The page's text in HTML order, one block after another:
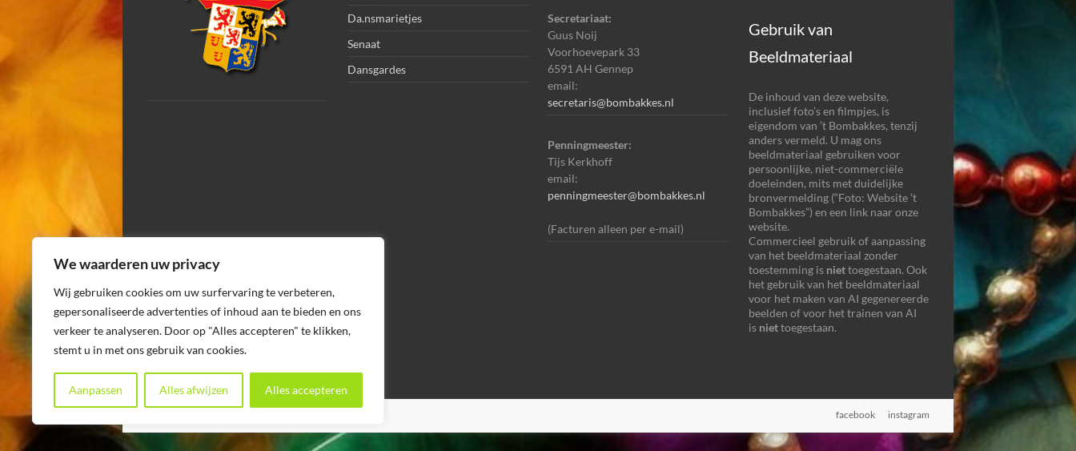
We waarderen uw privacy
Wij gebruiken cookies om uw surfervaring te verbeteren,
gepersonaliseerde advertenties of inhoud aan te bieden en ons
verkeer te analyseren. Door op "Alles accepteren" te klikken,
stemt u in met ons gebruik van cookies.
Aanpassen Alles afwijzen Alles accepteren
Da.nsmarietjes
Senaat
Dansgardes
Secretariaat:
Guus Noij
Voorhoevepark 33
6591 AH Gennep
email:
secretaris@bombakkes.nl
Penningmeester:
Tijs Kerkhoff
email:
penningmeester@bombakkes.nl
(Facturen alleen per e-mail)
Gebruik van
Beeldmateriaal
De inhoud van deze website,
inclusief foto’s en filmpjes, is
eigendom van ’t Bombakkes, tenzij
anders vermeld. U mag ons
beeldmateriaal gebruiken voor
persoonlijke, niet-commerciële
doeleinden, mits met duidelijke
bronvermelding (“Foto: Website ’t
Bombakkes”) en een link naar onze
website.
Commercieel gebruik of aanpassing
van het beeldmateriaal zonder
toestemming is niettoegestaan. Ook
het gebruik van het beeldmateriaal
voor het maken van AI gegenereerde
beelden of voor het trainen van AI
is niettoegestaan.
facebook instagram